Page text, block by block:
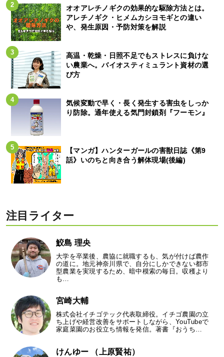
オオアレチノギクの効果的な駆除方法とは。
アレチノギク・ヒメムカシヨモギとの違い
や、発生原因・予防対策を解説
高温・乾燥・日照不足でもストレスに負けな
い農業へ。バイオスティミュラント資材の選
び方
気候変動で早く・長く発生する害虫をしっか
り防除。通年使える気門封鎖剤『フーモン』
【マンガ】ハンターガールの害獣日誌《第9
話》いのちと向き合う解体現場(後編)
注目ライター
鮫島 理央
大学を卒業後、農協に就職するも、気が付けば農作
の道に。地元神奈川県で、自分にしかできない都市
型農業を実現するため、暗中模索の毎日。収穫より
も…
宮崎大輔
株式会社イチゴテック代表取締役。イチゴ農園の立
ち上げや経営改善をサポートしながら、YouTubeで
家庭菜園のお役立ち情報を発信。著書『おうち…
けんゆー （上原賢祐）